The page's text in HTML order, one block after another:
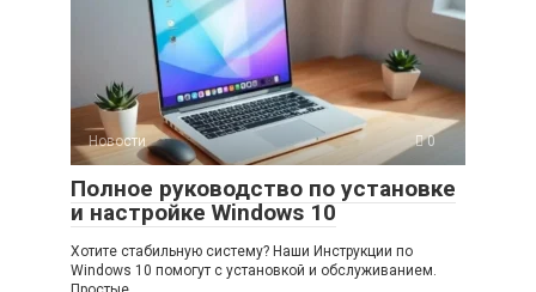
Новости 0
Полное руководство по установке
и настройке Windows 10
Хотите стабильную систему? Наши Инструкции по
Windows 10 помогут с установкой и обслуживанием.